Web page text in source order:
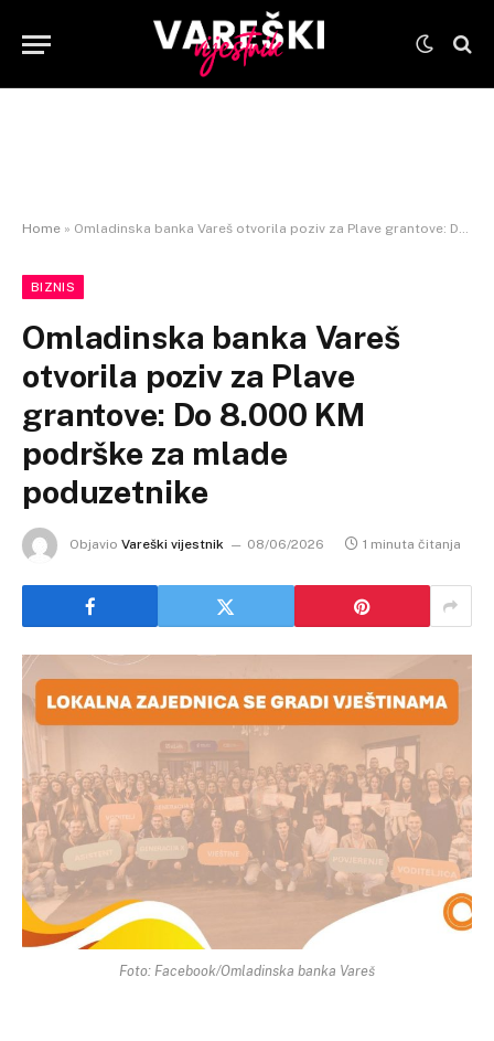
Home » Omladinska banka Vareš otvorila poziv za Plave grantove: Do 8.000 KM podrške za mlade poduzetnike
BIZNIS
Omladinska banka Vareš
otvorila poziv za Plave
grantove: Do 8.000 KM
podrške za mlade
poduzetnike
Objavio Vareški vijestnik 08/06/2026 1 minuta čitanja
Foto: Facebook/Omladinska banka Vareš